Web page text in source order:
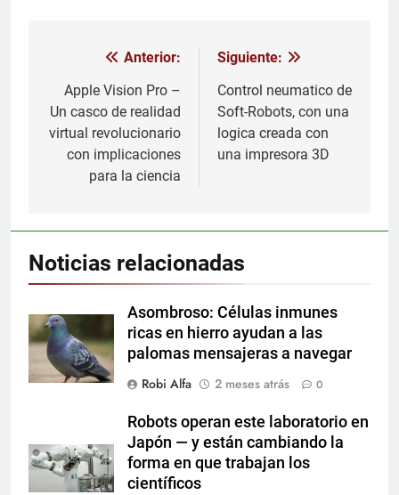
Navegación
de
entradas
Anterior:
Apple Vision Pro –
Un casco de realidad
virtual revolucionario
con implicaciones
para la ciencia
Siguiente:
Control neumatico de
Soft-Robots, con una
logica creada con
una impresora 3D
Noticias relacionadas
Asombroso: Células inmunes
ricas en hierro ayudan a las
palomas mensajeras a navegar
Robi Alfa
2 meses atrás 0
Robots operan este laboratorio en
Japón — y están cambiando la
forma en que trabajan los
científicos